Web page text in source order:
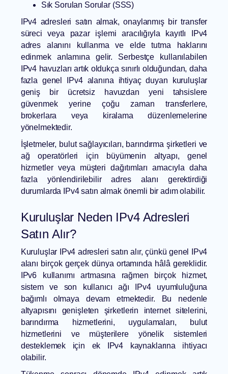
Sık Sorulan Sorular (SSS)
IPv4 adresleri satın almak, onaylanmış bir transfer
süreci veya pazar işlemi aracılığıyla kayıtlı IPv4
adres alanını kullanma ve elde tutma haklarını
edinmek anlamına gelir. Serbestçe kullanılabilen
IPv4 havuzları artık oldukça sınırlı olduğundan, daha
fazla genel IPv4 alanına ihtiyaç duyan kuruluşlar
geniş bir ücretsiz havuzdan yeni tahsislere
güvenmek yerine çoğu zaman transferlere,
brokerlara veya kiralama düzenlemelerine
yönelmektedir.
İşletmeler, bulut sağlayıcıları, barındırma şirketleri ve
ağ operatörleri için büyümenin altyapı, genel
hizmetler veya müşteri dağıtımları amacıyla daha
fazla yönlendirilebilir adres alanı gerektirdiği
durumlarda IPv4 satın almak önemli bir adım olabilir.
Kuruluşlar Neden IPv4 Adresleri
Satın Alır?
Kuruluşlar IPv4 adresleri satın alır, çünkü genel IPv4
alanı birçok gerçek dünya ortamında hâlâ gereklidir.
IPv6 kullanımı artmasına rağmen birçok hizmet,
sistem ve son kullanıcı ağı IPv4 uyumluluğuna
bağımlı olmaya devam etmektedir. Bu nedenle
altyapısını genişleten şirketlerin internet sitelerini,
barındırma hizmetlerini, uygulamaları, bulut
hizmetlerini ve müşterilere yönelik sistemleri
desteklemek için ek IPv4 kaynaklarına ihtiyacı
olabilir.